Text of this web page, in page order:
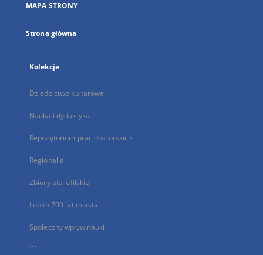
karcie
MAPA STRONY
Strona główna
Kolekcje
Dziedzictwo kulturowe
Nauka i dydaktyka
Repozytorium prac doktorskich
Regionalia
Zbiory bibliofilskie
Lublin 700 lat miasta
Społeczny wpływ nauki
...